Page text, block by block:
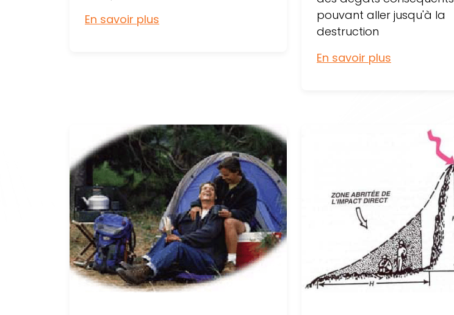
En savoir plus
pouvant aller jusqu'à la
destruction
En savoir plus